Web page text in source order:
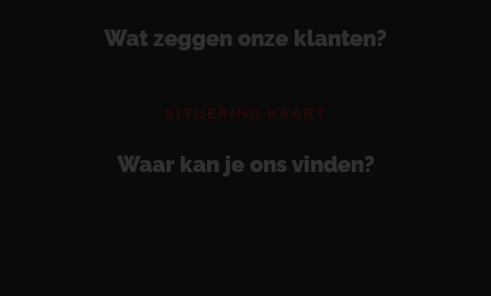
Wat zeggen onze klanten?
SITUERING KAART
Waar kan je ons vinden?